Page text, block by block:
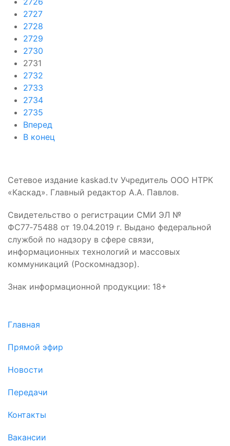
2727
2728
2729
2730
2731
2732
2733
2734
2735
Вперед
В конец
Сетевое издание kaskad.tv Учредитель ООО НТРК
«Каскад». Главный редактор А.А. Павлов.
Свидетельство о регистрации СМИ ЭЛ №
ФС77‑75488 от 19.04.2019 г. Выдано федеральной
службой по надзору в сфере связи,
информационных технологий и массовых
коммуникаций (Роскомнадзор).
Знак информационной продукции: 18+
Главная
Прямой эфир
Новости
Передачи
Контакты
Вакансии